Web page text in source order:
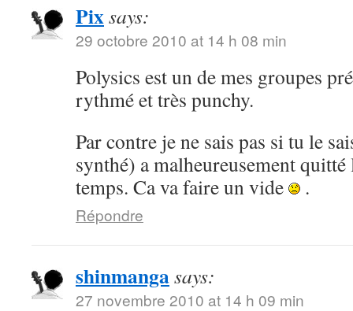
Pixsays:
29 octobre 2010 at 14 h 08 min
Polysics est un de mes groupes
rythmé et très punchy.
Par contre je ne sais pas si tu le
synthé) a malheureusement
temps. Ca va faire un vide
.
Répondre
shinmangasays:
27 novembre 2010 at 14 h 09 min